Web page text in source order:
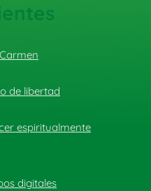
de libertad
espiritualmente
digitales